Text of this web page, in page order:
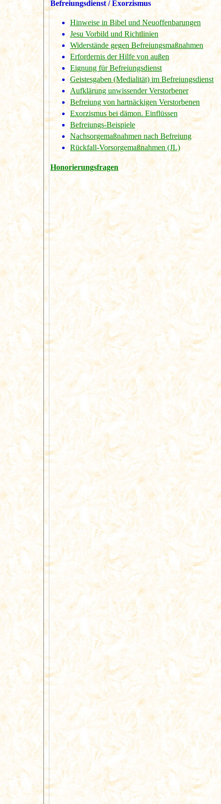
Befreiungsdienst / Exorzismus
Hinweise in Bibel und Neuoffenbarungen
Jesu Vorbild und Richtlinien
Widerstände gegen Befreiungsmaßnahmen
Erfordernis der Hilfe von außen
Eignung für Befreiungsdienst
Geistesgaben (Medialität) im Befreiungsdienst
Aufklärung unwissender Verstorbener
Befreiung von hartnäckigen Verstorbenen
Exorzismus bei dämon. Einflüssen
Befreiungs-Beispiele
Nachsorgemaßnahmen nach Befreiung
Rückfall-Vorsorgemaßnahmen (JL)
Honorierungsfragen